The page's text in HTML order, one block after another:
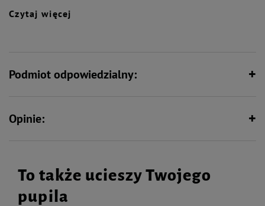
Czytaj więcej
Podmiot odpowiedzialny:
Opinie:
To także ucieszy Twojego
pupila